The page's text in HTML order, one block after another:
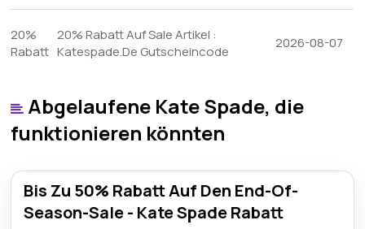
20%
Rabatt
20% Rabatt Auf Sale Artikel :
Katespade.De Gutscheincode
2026-08-07
Abgelaufene Kate Spade, die
funktionieren könnten
Bis Zu 50% Rabatt Auf Den End-Of-
Season-Sale - Kate Spade Rabatt